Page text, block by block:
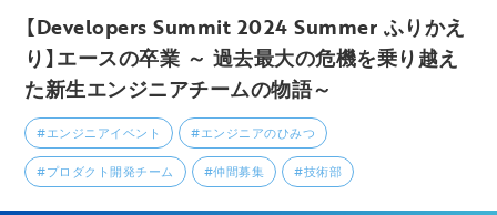
【Developers Summit 2024 Summer ふりかえ
り】エースの卒業 ～ 過去最大の危機を乗り越え
た新生エンジニアチームの物語～
#エンジニアイベント #エンジニアのひみつ
#プロダクト開発チーム #仲間募集 #技術部